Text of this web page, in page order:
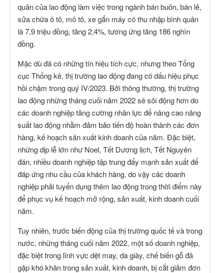
quân của lao động làm việc trong ngành bán buôn, bán lẻ,
sửa chữa ô tô, mô tô, xe gắn máy có thu nhập bình quân
là 7,9 triệu đồng, tăng 2,4%, tương ứng tăng 186 nghìn
đồng.
Mặc dù đã có những tín hiệu tích cực, nhưng theo Tổng
cục Thống kê, thị trường lao động đang có dấu hiệu phục
hồi chậm trong quý IV/2023. Bởi thông thường, thị trường
lao động những tháng cuối năm 2022 sẽ sôi động hơn do
các doanh nghiệp tăng cường nhân lực để nâng cao năng
suất lao động nhằm đảm bảo tiến độ hoàn thành các đơn
hàng, kế hoạch sản xuất kinh doanh của năm. Đặc biệt,
những dịp lễ lớn như Noel, Tết Dương lịch, Tết Nguyên
đán, nhiều doanh nghiệp tập trung đẩy mạnh sản xuất để
đáp ứng nhu cầu của khách hàng, do vậy các doanh
nghiệp phải tuyển dụng thêm lao động trong thời điểm này
để phục vụ kế hoạch mở rộng, sản xuất, kinh doanh cuối
năm.
Tuy nhiên, trước biến động của thị trường quốc tế và trong
nước, những tháng cuối năm 2022, một số doanh nghiệp,
đặc biệt trong lĩnh vực dệt may, da giày, chế biến gỗ đã
gặp khó khăn trong sản xuất, kinh doanh, bị cắt giảm đơn